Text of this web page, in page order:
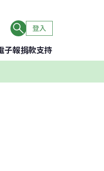
登入
子報捐款支持